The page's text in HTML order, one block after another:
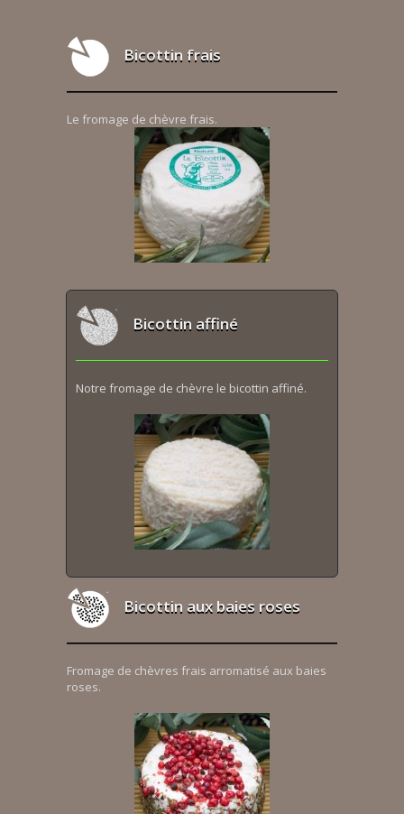
Bicottin frais
Le fromage de chèvre frais.
Bicottin affiné
Notre fromage de chèvre le bicottin affiné.
Bicottin aux baies roses
Fromage de chèvres frais arromatisé aux baies
roses.